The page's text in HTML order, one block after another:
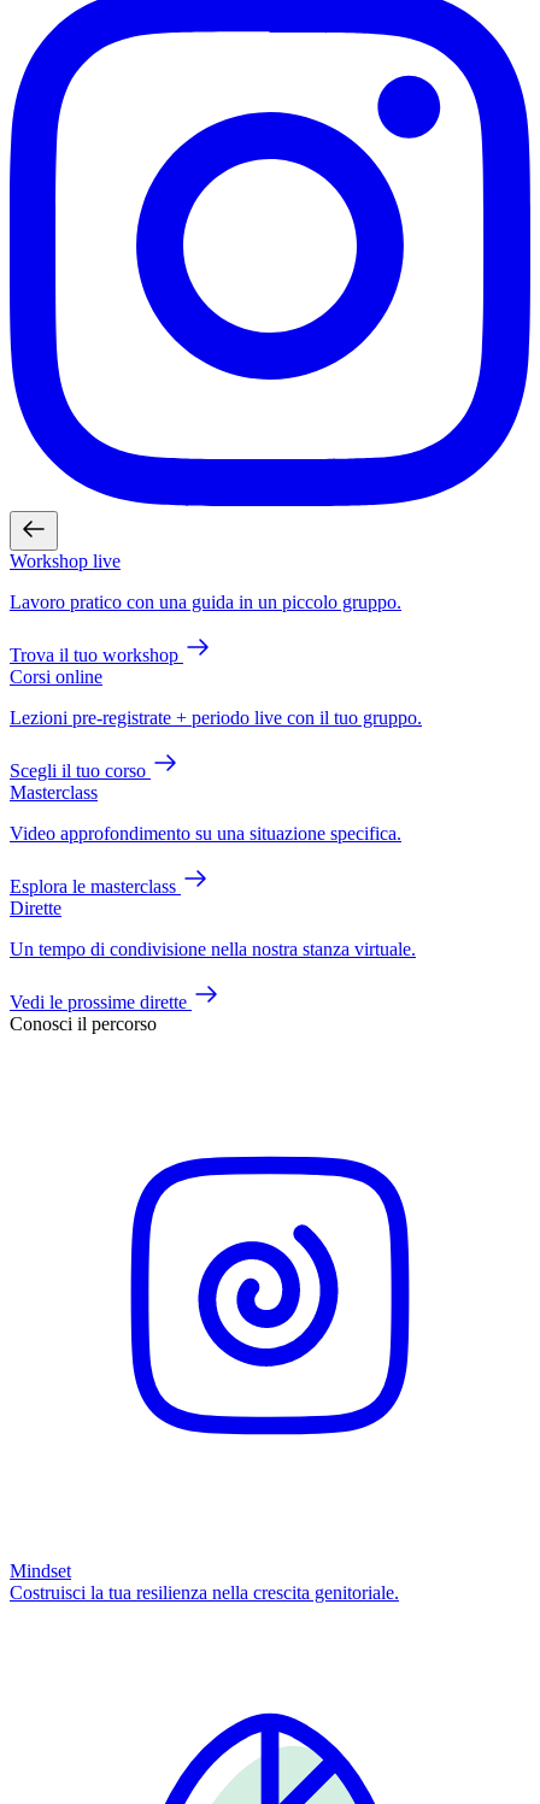
Workshop live
Lavoro pratico con una guida in un piccolo gruppo.
Trova il tuo workshop
Corsi online
Lezioni pre-registrate + periodo live con il tuo gruppo.
Scegli il tuo corso
Masterclass
Video approfondimento su una situazione specifica.
Esplora le masterclass
Dirette
Un tempo di condivisione nella nostra stanza virtuale.
Vedi le prossime dirette
Conosci il percorso
Mindset
Costruisci la tua resilienza nella crescita genitoriale.